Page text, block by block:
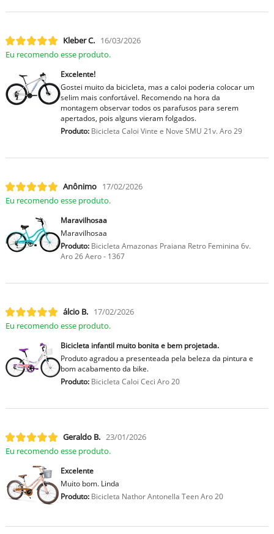
Kleber C. 16/03/2026
Eu recomendo esse produto.
Excelente!
Gostei muito da bicicleta, mas a caloi poderia colocar um
selim mais confortável. Recomendo na hora da
montagem observar todos os parafusos para serem
apertados, pois alguns vieram folgados.
Produto:Bicicleta Caloi Vinte e Nove SMU 21v. Aro 29
Anônimo 17/02/2026
Eu recomendo esse produto.
Maravilhosaa
Maravilhosaa
Produto:Bicicleta Amazonas Praiana Retro Feminina 6v.
Aro 26 Aero - 1367
lcio B. 17/02/2026
Eu recomendo esse produto.
Bicicleta infantil muito bonita e bem projetada.
Produto agradou a presenteada pela beleza da pintura e
bom acabamento da bike.
Produto:Bicicleta Caloi Ceci Aro 20
Geraldo B. 23/01/2026
Eu recomendo esse produto.
Excelente
Muito bom. Linda
Produto:Bicicleta Nathor Antonella Teen Aro 20